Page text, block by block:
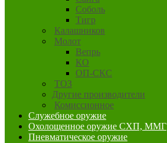
Соболь
Тигр
Калашников
Молот
Вепрь
КО
ОП-СКС
ТОЗ
Другие производители
Комиссионное
Служебное оружие
Охолощенное оружие СХП, ММГ
Пневматическое оружие